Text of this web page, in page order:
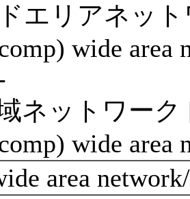
エリアネッ
wide area
ネットワー
wide area
area